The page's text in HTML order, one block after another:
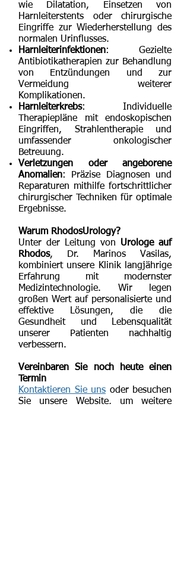
wie Dilatation, Einsetzen von
Harnleiterstents oder chirurgische
Eingriffe zur Wiederherstellung des
normalen Urinflusses.
Harnleiterinfektionen: Gezielte
Antibiotikatherapien zur Behandlung
von Entzündungen und zur
Vermeidung weiterer
Komplikationen.
Harnleiterkrebs: Individuelle
Therapiepläne mit endoskopischen
Eingriffen, Strahlentherapie und
umfassender onkologischer
Betreuung.
Verletzungen oder angeborene
Anomalien: Präzise Diagnosen und
Reparaturen mithilfe fortschrittlicher
chirurgischer Techniken für optimale
Ergebnisse.
Warum RhodosUrology?
Unter der Leitung von Urologe auf
Rhodos, Dr. Marinos Vasilas,
kombiniert unsere Klinik langjährige
Erfahrung mit modernster
Medizintechnologie. Wir legen
großen Wert auf personalisierte und
effektive Lösungen, die die
Gesundheit und Lebensqualität
unserer Patienten nachhaltig
verbessern.
Vereinbaren Sie noch heute einen
Termin
Kontaktieren Sie uns oder besuchen
Sie unsere Website, um weitere